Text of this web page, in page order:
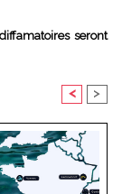
seront
< >